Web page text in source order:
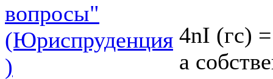
вопросы"
(Юриспруденция
)
4nI (гс)
а